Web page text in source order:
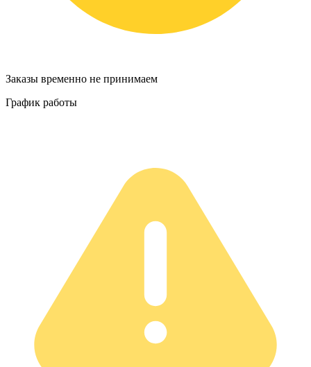
Заказы временно не принимаем
График работы